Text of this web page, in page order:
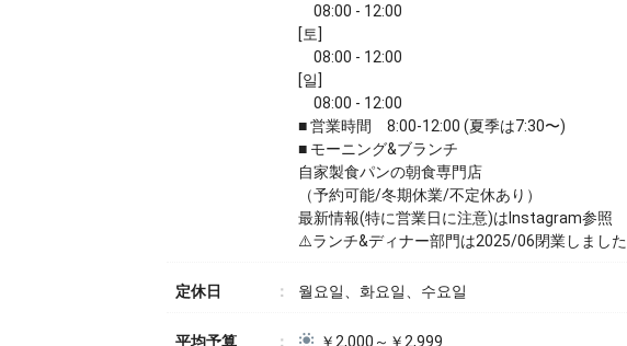
08:00 - 12:00
[토]
08:00 - 12:00
[일]
08:00 - 12:00
■ 営業時間 8:00-12:00 (夏季は7:30〜)
■ モーニング&ブランチ
自家製食パンの朝食専門店
（予約可能/冬期休業/不定休あり）
最新情報(特に営業日に注意)はInstagram参照
⚠️ランチ&ディナー部門は2025/06閉業しました
定休日 월요일、화요일、수요일
平均予算
￥2,000～￥2,999